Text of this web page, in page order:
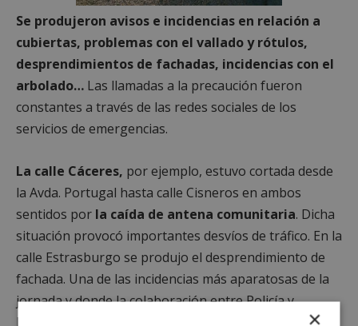
Se produjeron avisos e incidencias en relación a
cubiertas, problemas con el vallado y rótulos,
desprendimientos de fachadas, incidencias con el
arbolado… Las llamadas a la precaución fueron
constantes a través de las redes sociales de los
servicios de emergencias.
La calle Cáceres, por ejemplo, estuvo cortada desde
la Avda. Portugal hasta calle Cisneros en ambos
sentidos por la caída de antena comunitaria. Dicha
situación provocó importantes desvíos de tráfico. En la
calle Estrasburgo se produjo el desprendimiento de
fachada. Una de las incidencias más aparatosas de la
jornada y donde la colaboración entre Policía y
Bomberos fue imprescindible.
×